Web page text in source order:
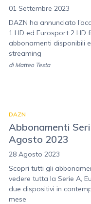
01 Settembre 2023
DAZN ha annunciato
1 HD ed Eurosport 2 HD
abbonamenti disponibili
streaming
di Matteo Testa
DAZN
Abbonamenti
Agosto 2023
28 Agosto 2023
Scopri tutti gli
vedere tutta la Serie A,
due dispositivi in
mese